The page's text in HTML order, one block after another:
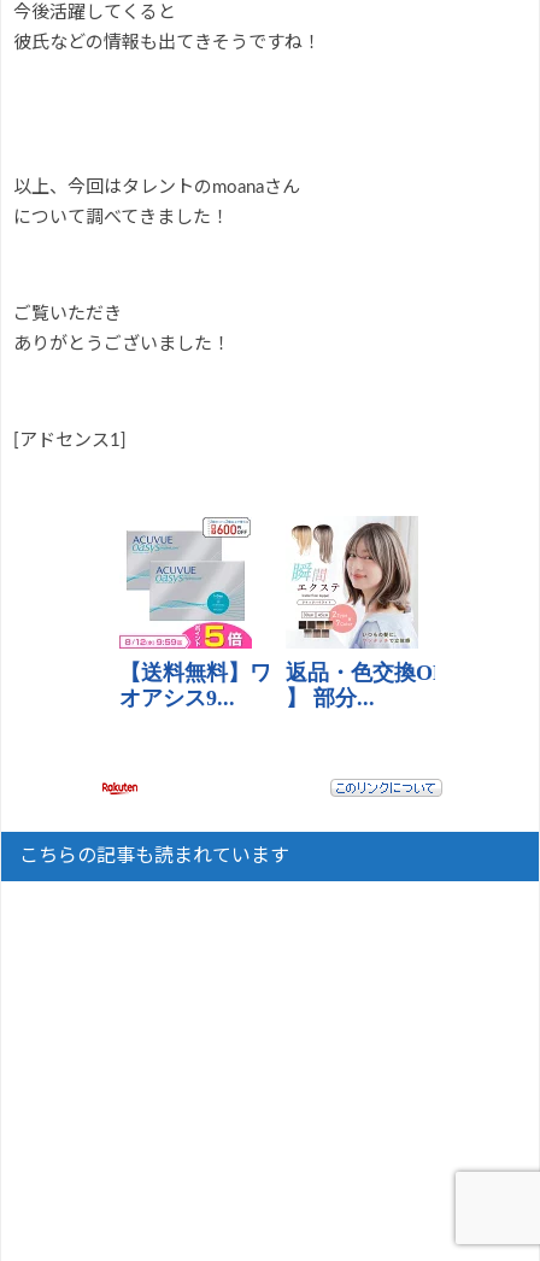
今後活躍してくると
彼氏などの情報も出てきそうですね！
以上、今回はタレントのmoanaさん
について調べてきました！
ご覧いただき
ありがとうございました！
[アドセンス1]
こちらの記事も読まれています